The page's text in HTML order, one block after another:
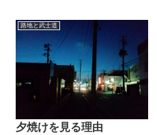
路地と武士道
夕焼けを見る理由